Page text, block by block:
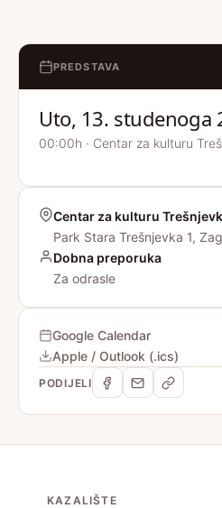
PREDSTAVA
Uto, 13. studenoga
00:00h · Centar za kulturu
Centar za kulturu
Park Stara Trešnjevka 1,
Dobna preporuka
Za odrasle
Google Calendar
Apple / Outlook (.ics)
PODIJELI
KAZALIŠTE